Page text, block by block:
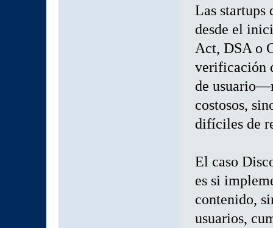
Las startups
desde el
Act, DSA o
verificación
de
costosos,
difíciles de
El caso
es si
contenido,
usuarios,